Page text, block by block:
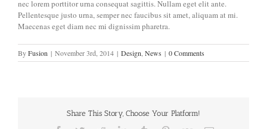
nec lorem porttitor urna consequat sagittis. Nullam eget elit ante.
Pellentesque justo urna, semper nec faucibus sit amet, aliquam at mi.
Maecenas eget diam nec mi dignissim pharetra.
ByFusion | November 3rd, 2014 | Design News | 0 Comments
Share This Story, Choose Your Platform!